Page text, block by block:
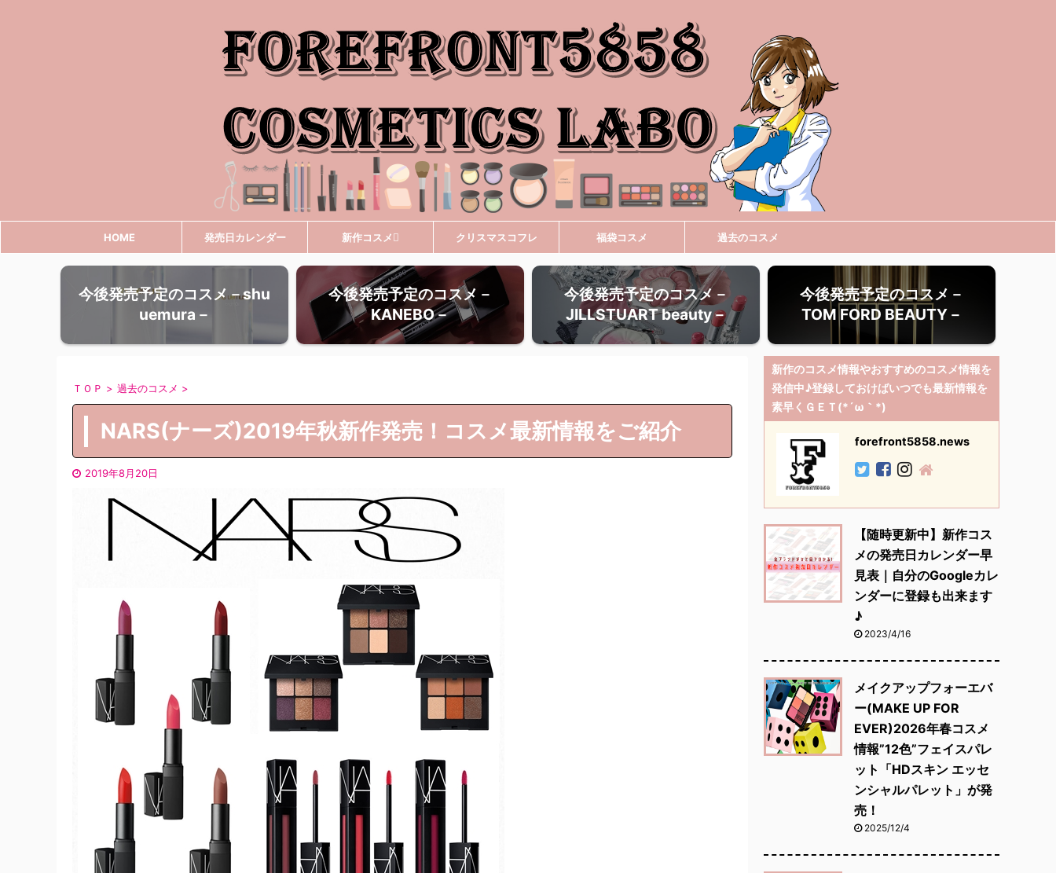
HOME 発売日カレンダー 新作コスメ クリスマスコフレ 福袋コスメ 過去のコスメ
今後発売予定のコスメ－shu
uemura－
今後発売予定のコスメ－
KANEBO－
今後発売予定のコスメ－
JILLSTUART beauty－
今後発売予定のコスメ－
TOM FORD BEAUTY－
ＴＯＰ > 過去のコスメ >
NARS(ナーズ)2019年秋新作発売！コスメ最新情報をご紹介
2019年8月20日
新作のコスメ情報やおすすめのコスメ情報を
発信中♪登録しておけばいつでも最新情報を
素早くＧＥＴ(*´ω｀*)
forefront5858.news
【随時更新中】新作コス
メの発売日カレンダー早
見表｜自分のGoogleカレ
ンダーに登録も出来ます
♪
2023/4/16
メイクアップフォーエバ
ー(MAKE UP FOR
EVER)2026年春コスメ
情報”12色”フェイスパレ
ット「HDスキン エッセ
ンシャルパレット」が発
売！
2025/12/4